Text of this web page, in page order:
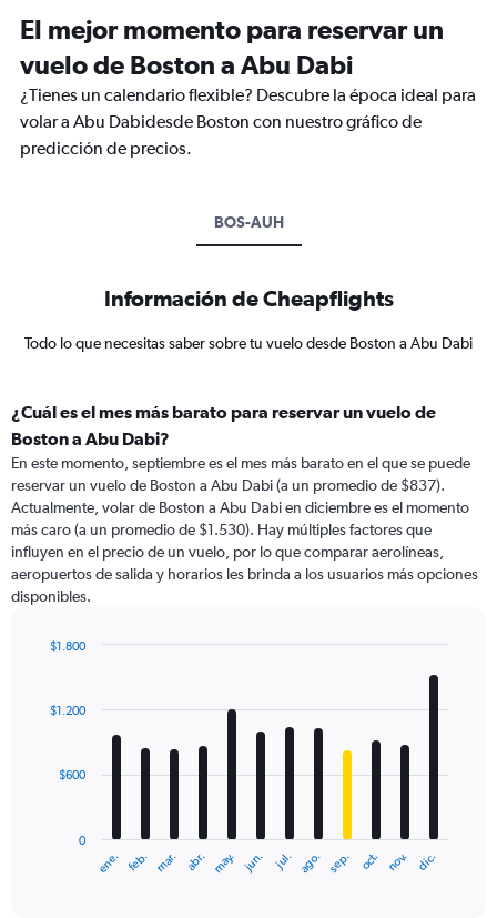
El mejor momento para reservar un
vuelo de Boston a Abu Dabi
¿Tienes un calendario flexible? Descubre la época ideal para
volar a Abu Dabidesde Boston con nuestro gráfico de
predicción de precios.
BOS-AUH
Información de Cheapflights
Todo lo que necesitas saber sobre tu vuelo desde Boston a Abu Dabi
¿Cuál es el mes más barato para reservar un vuelo de
Boston a Abu Dabi?
En este momento, septiembre es el mes más barato en el que se puede
reservar un vuelo de Boston a Abu Dabi (a un promedio de $837).
Actualmente, volar de Boston a Abu Dabi en diciembre es el momento
más caro (a un promedio de $1.530). Hay múltiples factores que
influyen en el precio de un vuelo, por lo que comparar aerolíneas,
aeropuertos de salida y horarios les brinda a los usuarios más opciones
disponibles.
with
12
The
ene. feb. mar. abr. may. jun. jul. ago. sep. oct. nov. dic.
0
$600
$1.200
$1.800